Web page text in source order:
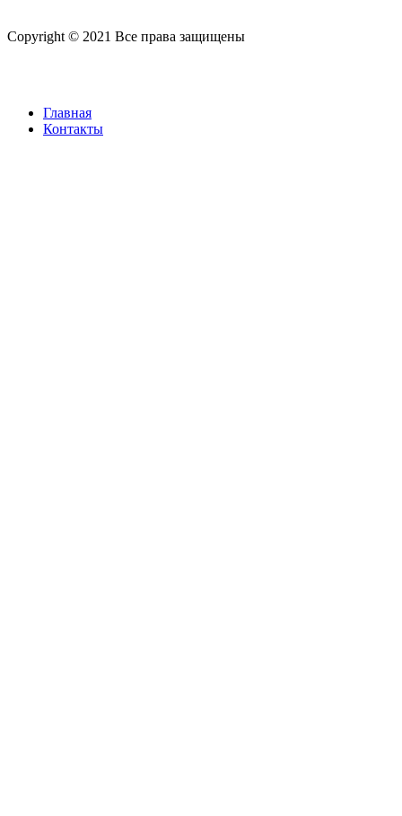
Copyright © 2021 Все права защищены
Главная
Контакты